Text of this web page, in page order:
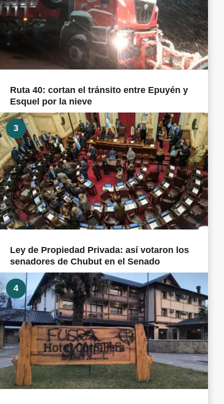
Ruta 40: cortan el tránsito entre Epuyén y
Esquel por la nieve
3
Ley de Propiedad Privada: así votaron los
senadores de Chubut en el Senado
4